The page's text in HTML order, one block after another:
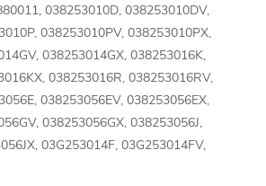
038253010D, 038253010DV,
038253010PV, 038253010PX,
038253014GX, 038253016K,
038253016R, 038253016RV,
038253056EV, 038253056EX,
038253056GX, 038253056J,
03G253014F, 03G253014FV,